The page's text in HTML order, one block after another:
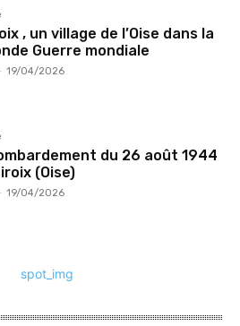
, un village de l’Oise dans la
Guerre mondiale
19/04/2026
du 26 août 1944
(Oise)
19/04/2026